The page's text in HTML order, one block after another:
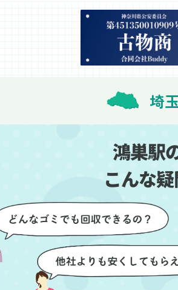
してい
のよう
。
ださり、作業の流れや
しっかり説明してい
で、こちらも安心感を
業を見守ることができ
けないように細心の
かったです。作業が
には、こちらからお
ても部屋を簡単に清
だけたのも好印象でした
さらに、分別の仕方や
ル可能なものについて
いただき、今後の片付
立つ知識が増えました
埼
鴻巣駅
こんな